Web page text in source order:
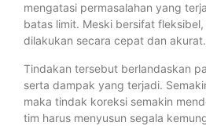
mengatasi permasalahan yang
batas limit. Meski bersifat
dilakukan secara cepat dan akurat.
Tindakan tersebut berlandaskan
serta dampak yang terjadi.
maka tindak koreksi semakin
tim harus menyusun segala